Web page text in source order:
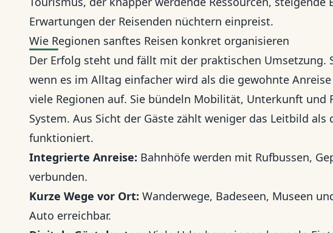
Erwartungen der Reisenden nüchtern einpreist.
Wie Regionen sanftes Reisen konkret organisieren
Der Erfolg steht und fällt mit der praktischen Umsetzung.
wenn es im Alltag einfacher wird als die gewohnte
viele Regionen auf. Sie bündeln Mobilität, Unterkunft und
System. Aus Sicht der Gäste zählt weniger das Leitbild als
funktioniert.
Integrierte Anreise: Bahnhöfe werden mit Rufbussen,
verbunden.
Kurze Wege vor Ort: Wanderwege, Badeseen, Museen
Auto erreichbar.